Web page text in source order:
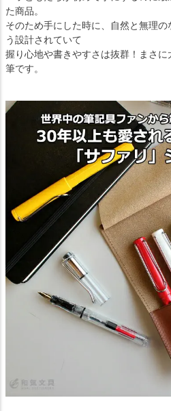
た商品。
そのため手にした時に、自然と無理
う設計されていて
握り心地や書きやすさは抜群！まさ
筆です。